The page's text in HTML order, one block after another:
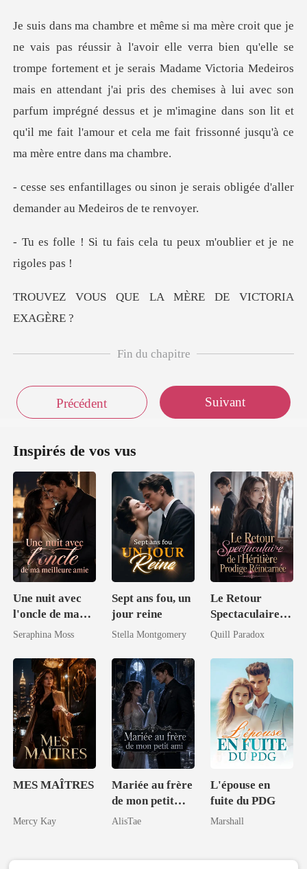
rtement et je serais Madame Victoria Medeiros
mais en attendant j'ai pris des chemises à lui avec son
parfum imprégné dessu
on je serais obligée d'aller
dem
ais cela tu peux m'oubli
UE LA MÈRE DE V
Fin du chapitre
Précédent Suivant
Inspirés de vos vus
Une nuit avec
l'oncle de ma
meilleure amie
Seraphina Moss
Sept ans fou, un
jour reine
Stella Montgomery
Le Retour
Spectaculaire
de l'Héritière
Réincarnée
Quill Paradox
MES MAÎTRES
Mercy Kay
Mariée au frère
de mon petit
ami
AlisTae
L'épouse en
fuite du PDG
Marshall